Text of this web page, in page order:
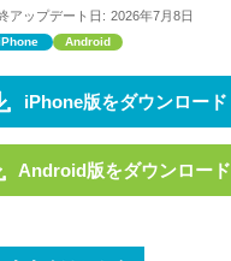
アップデート日: 2026年7月8日
Android
iPhone版をダウンロード
Android版をダウンロード